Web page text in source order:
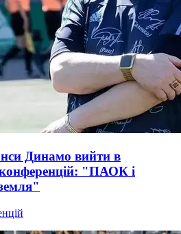
Динамо вийти в
"ПАОК і